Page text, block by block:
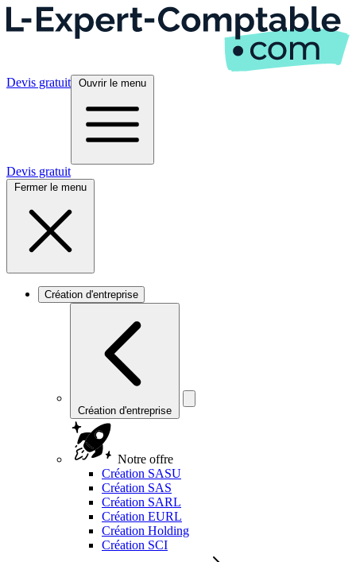
Devis gratuit Ouvrir le menu
Devis gratuit
Fermer le menu
Création d'entreprise
Création d'entreprise
Notre offre
Création SASU
Création SAS
Création SARL
Création EURL
Création Holding
Création SCI